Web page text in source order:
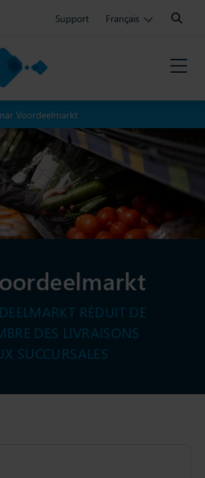
Support Français
Search:
Voordeelmarkt
RÉDUIT DE
DES LIVRAISONS
SUCCURSALES